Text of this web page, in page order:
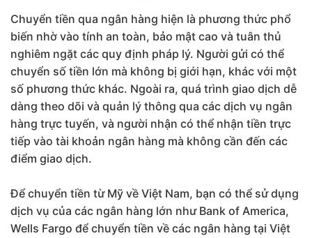
Chuyển tiền qua ngân hàng hiện là phương thức phổ
biến nhờ vào tính an toàn, bảo mật cao và tuân thủ
nghiêm ngặt các quy định pháp lý. Người gửi có thể
chuyển số tiền lớn mà không bị giới hạn, khác với một
số phương thức khác. Ngoài ra, quá trình giao dịch dễ
dàng theo dõi và quản lý thông qua các dịch vụ ngân
hàng trực tuyến, và người nhận có thể nhận tiền trực
tiếp vào tài khoản ngân hàng mà không cần đến các
điểm giao dịch.
Để chuyển tiền từ Mỹ về Việt Nam, bạn có thể sử dụng
dịch vụ của các ngân hàng lớn như Bank of America,
Wells Fargo để chuyển tiền về các ngân hàng tại Việt